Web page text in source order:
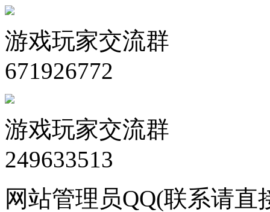
游戏玩家交流群
671926772
游戏玩家交流群
249633513
网站管理员QQ(联系请直